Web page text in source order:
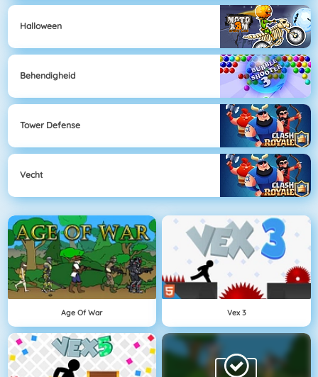
Halloween
Behendigheid
Tower Defense
Vecht
Age Of War Vex 3